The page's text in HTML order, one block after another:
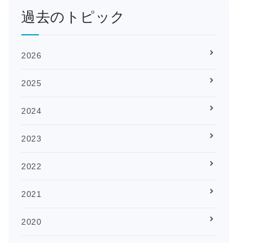
過去のトピック
2026
2025
2024
2023
2022
2021
2020